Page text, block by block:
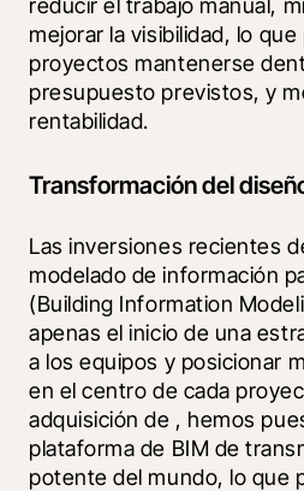
reducir el trabajo manual,
mejorar la visibilidad, lo
proyectos mantenerse
presupuesto previstos, y
rentabilidad.
Transformación del
Las inversiones recientes
modelado de información
(Building Information
apenas el inicio de una
a los equipos y posicionar
en el centro de cada
adquisición de , hemos
plataforma de BIM de
potente del mundo, lo que